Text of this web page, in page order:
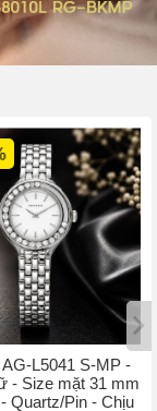
L5041 S-MP -
- Size mặt 31 mm
Quartz/Pin - Chịu